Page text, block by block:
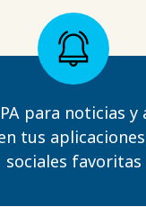
para noticias y
tus
sociales favoritas